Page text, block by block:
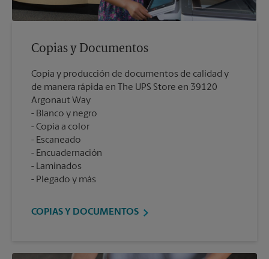
Copias y Documentos
Copia y producción de documentos de calidad y
de manera rápida en The UPS Store en 39120
Argonaut Way
Blanco y negro
Copia a color
Escaneado
Encuadernación
Laminados
Plegado y más
COPIAS Y DOCUMENTOS